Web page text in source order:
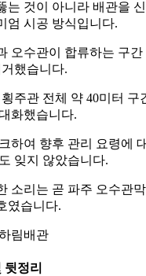
는 것이 아니라 배관을
엄 시공 방식입니다.
오수관이 합류하는 구간
했습니다.
주관 전체 약 40미터 구
화했습니다.
하여 향후 관리 요령에
잊지 않았습니다.
소리는 곧 파주 오수관
였습니다.
림배관
정리